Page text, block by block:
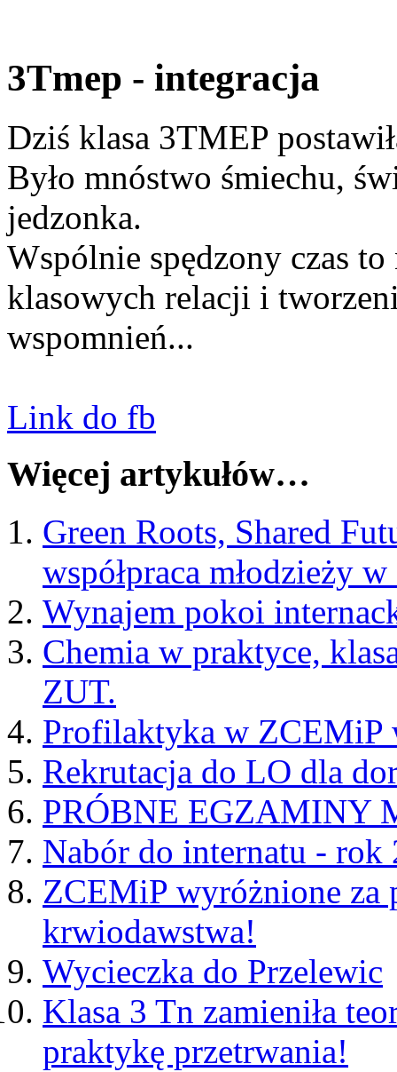
3Tmep - integracja
Dziś klasa 3TMEP
Było mnóstwo śmiechu,
jedzonka.
Wspólnie spędzony czas
klasowych relacji i
wspomnień...
Link do fb
Więcej artykułów…
Green Roots, Shared
współpraca młodzieży
Wynajem pokoi
Chemia w praktyce,
ZUT.
Profilaktyka w ZCEMiP
Rekrutacja do LO dla
PRÓBNE EGZAMINY
Nabór do internatu - rok
ZCEMiP wyróżnione za
krwiodawstwa!
Wycieczka do Przelewic
Klasa 3 Tn zamieniła
praktykę przetrwania!